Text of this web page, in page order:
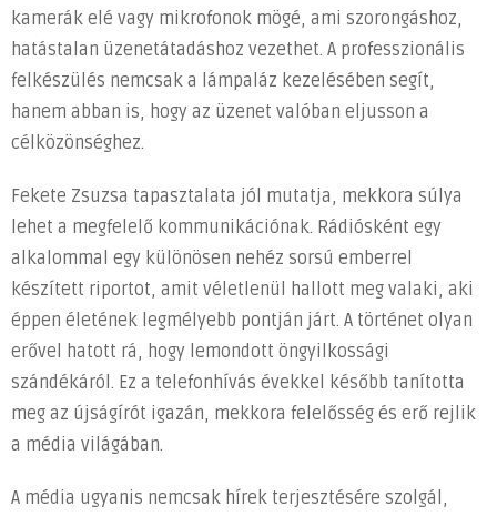
a
szakmai
sikerhez?
kamerák elé vagy mikrofonok mögé, ami szorongáshoz,
hatástalan üzenetátadáshoz vezethet. A professzionális
felkészülés nemcsak a lámpaláz kezelésében segít,
hanem abban is, hogy az üzenet valóban eljusson a
célközönséghez.
Fekete Zsuzsa tapasztalata jól mutatja, mekkora súlya
lehet a megfelelő kommunikációnak. Rádiósként egy
alkalommal egy különösen nehéz sorsú emberrel
készített riportot, amit véletlenül hallott meg valaki, aki
éppen életének legmélyebb pontján járt. A történet olyan
erővel hatott rá, hogy lemondott öngyilkossági
szándékáról. Ez a telefonhívás évekkel később tanította
meg az újságírót igazán, mekkora felelősség és erő rejlik
a média világában.
A média ugyanis nemcsak hírek terjesztésére szolgál,